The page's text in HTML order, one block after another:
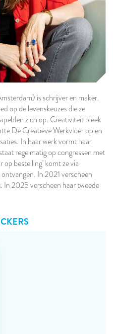
is schrijver en maker.
op de levenskeuzes die ze
zich op. Creativiteit bleek
De Creatieve Werkvloer op en
In haar werk vormt haar
regelmatig op congressen met
op bestelling’ komt ze via
In 2021 verscheen
. In 2025 verscheen haar tweede